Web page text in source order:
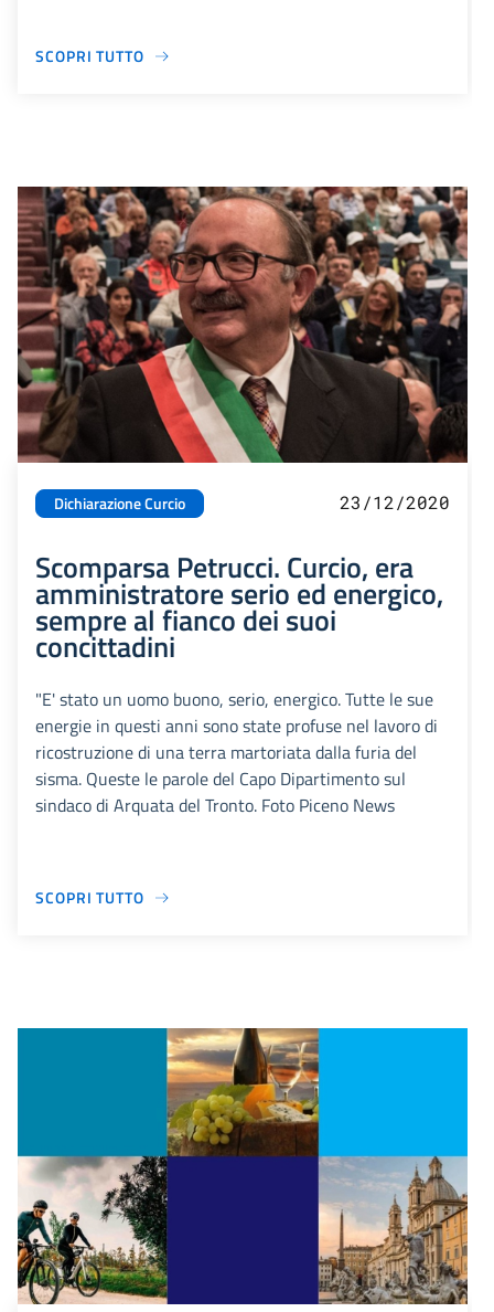
SCOPRI TUTTO
Dichiarazione Curcio 23/12/2020
Scomparsa Petrucci. Curcio, era
amministratore serio ed energico,
sempre al fianco dei suoi
concittadini
"E' stato un uomo buono, serio, energico. Tutte le sue
energie in questi anni sono state profuse nel lavoro di
ricostruzione di una terra martoriata dalla furia del
sisma. Queste le parole del Capo Dipartimento sul
sindaco di Arquata del Tronto. Foto Piceno News
SCOPRI TUTTO